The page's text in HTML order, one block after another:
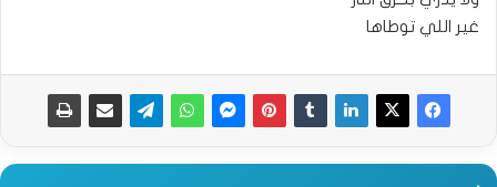
غير اللي توطاها